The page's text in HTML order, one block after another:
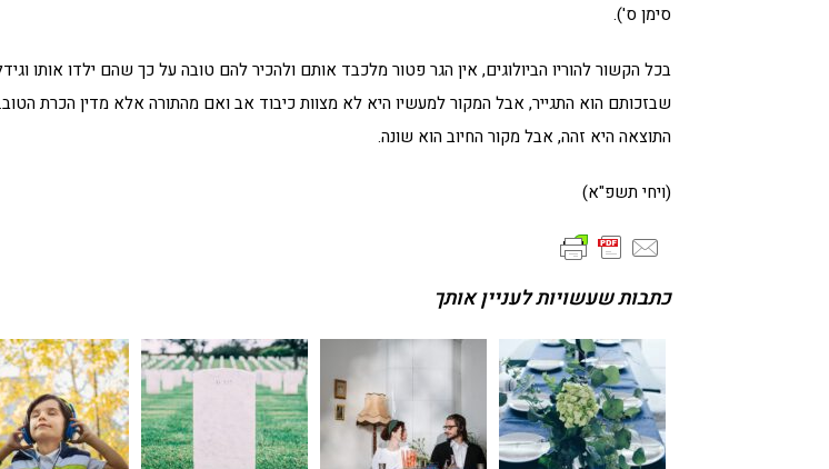
סימן ס').
בכל הקשור להוריו הביולוגים, אין הגר פטור מלכבד אותם ולהכיר להם טובה על כך שהם ילדו אותו
שבזכותם הוא התגייר, אבל המקור למעשיו היא לא מצוות כיבוד אב ואם מהתורה אלא מדין הכרת
התוצאה היא זהה, אבל מקור החיוב הוא שונה.
(ויחי תשפ"א)
כתבות שעשויות לעניין אותך